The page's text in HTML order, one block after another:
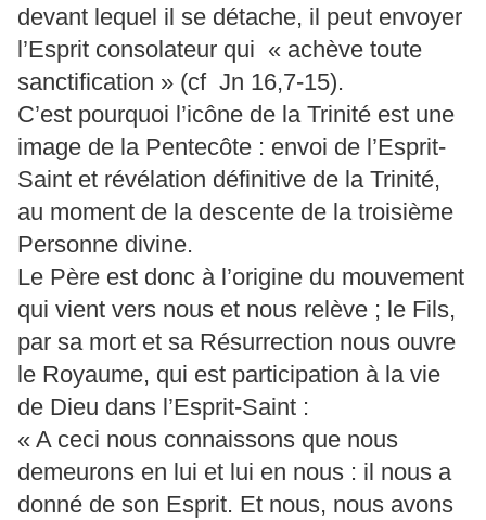
devant lequel il se détache, il peut envoyer
l’Esprit consolateur qui « achève toute
sanctification » (cf Jn 16,7-15).
C’est pourquoi l’icône de la Trinité est une
image de la Pentecôte : envoi de l’Esprit-
Saint et révélation définitive de la Trinité,
au moment de la descente de la troisième
Personne divine.
Le Père est donc à l’origine du mouvement
qui vient vers nous et nous relève ; le Fils,
par sa mort et sa Résurrection nous ouvre
le Royaume, qui est participation à la vie
de Dieu dans l’Esprit-Saint :
« A ceci nous connaissons que nous
demeurons en lui et lui en nous : il nous a
donné de son Esprit. Et nous, nous avons